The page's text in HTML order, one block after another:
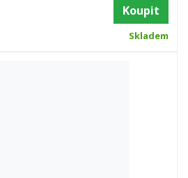
Koupit
Skladem